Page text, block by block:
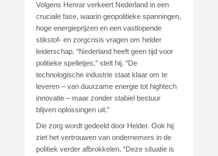
Volgens Henrar verkeert Nederland in een
cruciale fase, waarin geopolitieke spanningen,
hoge energieprijzen en een vastlopende
stikstof- en zorgcrisis vragen om helder
leiderschap. “Nederland heeft geen tijd voor
politieke spelletjes,” stelt hij. “De
technologische industrie staat klaar om te
leveren – van duurzame energie tot hightech
innovatie – maar zonder stabiel bestuur
blijven oplossingen uit.”
Die zorg wordt gedeeld door Helder. Ook hij
ziet het vertrouwen van ondernemers in de
politiek verder afbrokkelen. “Deze situatie is